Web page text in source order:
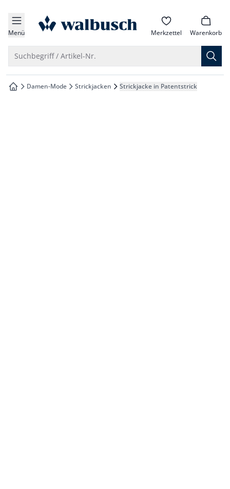
springen
springen
springen
springen
Menü zur Startseite Merkzettel Warenkorb
Suchbegriff / Artikel-Nr.
zur Startseite
Damen-Mode Strickjacken Strickjacke in Patentstrick